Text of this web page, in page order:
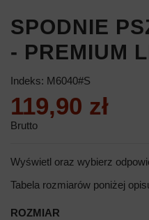
SPODNIE
- PREMIUM
Indeks: M6040#S
119,90 zł
Brutto
Wyświetl oraz wybierz
Tabela rozmiarów poniżej
ROZMIAR